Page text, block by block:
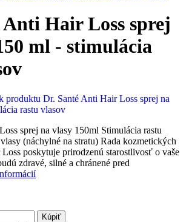
Anti Hair Loss sprej
ml - stimulácia
sprej na vlasy 150ml Stimulácia rastu
(náchylné na stratu) Rada kozmetických
poskytuje prirodzenú starostlivosť o vaše
zdravé, silné a chránené pred
Kúpiť